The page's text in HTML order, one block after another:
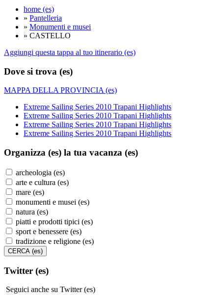
home (es)
» Pantelleria
» Monumenti e musei
» CASTELLO
Aggiungi questa tappa al tuo itinerario (es)
Dove si trova (es)
MAPPA DELLA PROVINCIA (es)
Extreme Sailing Series 2010 Trapani Highlights
Extreme Sailing Series 2010 Trapani Highlights
Extreme Sailing Series 2010 Trapani Highlights
Extreme Sailing Series 2010 Trapani Highlights
Organizza (es) la tua vacanza (es)
archeologia (es)
arte e cultura (es)
mare (es)
monumenti e musei (es)
natura (es)
piatti e prodotti tipici (es)
sport e benessere (es)
tradizione e religione (es)
Twitter (es)
Seguici anche su Twitter (es)